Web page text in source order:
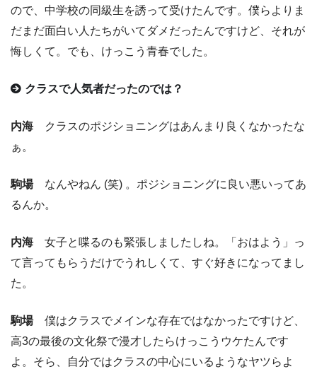
ので、中学校の同級生を誘って受けたんです。僕らよりま
だまだ面白い人たちがいてダメだったんですけど、それが
悔しくて。でも、けっこう青春でした。
クラスで人気者だったのでは？
内海 クラスのポジショニングはあんまり良くなかったな
ぁ。
駒場なんやねん (笑) 。ポジショニングに良い悪いってあ
るんか。
内海 女子と喋るのも緊張しましたしね。「おはよう」っ
て言ってもらうだけでうれしくて、すぐ好きになってまし
た。
駒場僕はクラスでメインな存在ではなかったですけど、
高3の最後の文化祭で漫才したらけっこうウケたんです
よ。そら、自分ではクラスの中心にいるようなヤツらよ